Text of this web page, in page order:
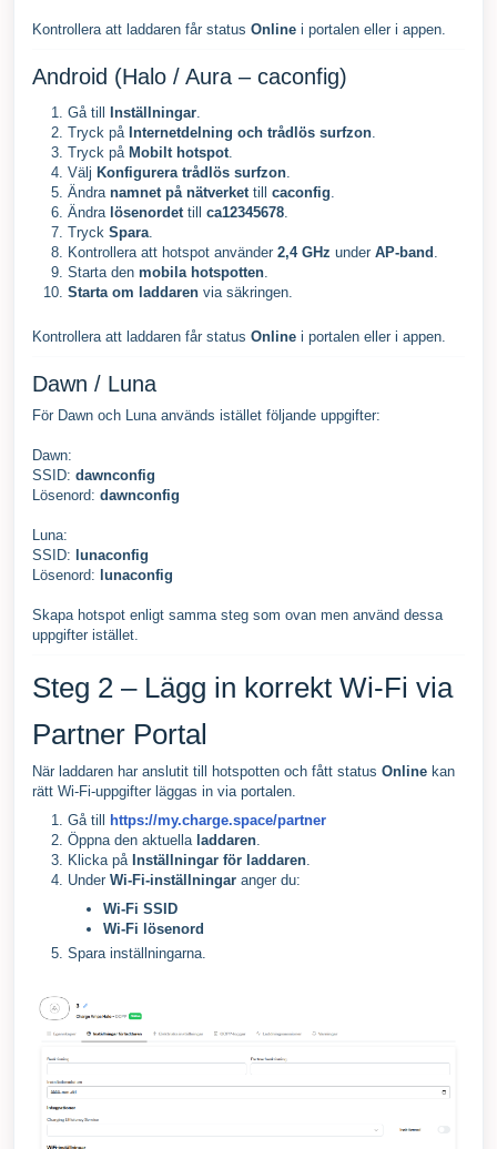
Kontrollera att laddaren får status Online i portalen eller i appen.
Android (Halo / Aura – caconfig)
Gå till Inställningar.
Tryck på Internetdelning och trådlös surfzon.
Tryck på Mobilt hotspot.
Välj Konfigurera trådlös surfzon.
Ändra namnet på nätverkettill caconfig.
Ändra lösenordettill ca12345678.
Tryck Spara.
Kontrollera att hotspot använder 2,4 GHz under AP-band .
Starta den mobila hotspotten.
Starta om laddaren via säkringen.
Kontrollera att laddaren får status Online i portalen eller i appen.
Dawn / Luna
För Dawn och Luna används istället följande uppgifter:
Dawn:
SSID: dawnconfig
Lösenord: dawnconfig
Luna:
SSID: lunaconfig
Lösenord: lunaconfig
Skapa hotspot enligt samma steg som ovan men använd dessa
uppgifter istället.
Steg 2 – Lägg in korrekt Wi-Fi via
Partner Portal
När laddaren har anslutit till hotspotten och fått status Online kan
rätt Wi-Fi-uppgifter läggas in via portalen.
Gå till
https://my.charge.space/partner
Öppna den aktuella laddaren.
Klicka på Inställningar för laddaren.
Under Wi-Fi-inställningar anger du:
Wi-Fi SSID
Wi-Fi lösenord
Spara inställningarna.